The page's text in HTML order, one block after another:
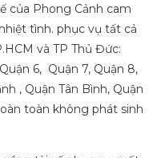
của Phong Cảnh cam
tình. phục vụ tất cả
và TP Thủ Đức:
6, Quận 7, Quận 8,
, Quận Tân Bình, Quận
toàn không phát sinh